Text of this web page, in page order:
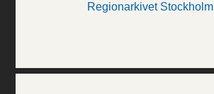
Regionarkivet Stockholm